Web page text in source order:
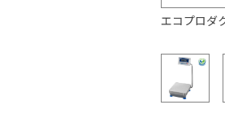
エコプロダ